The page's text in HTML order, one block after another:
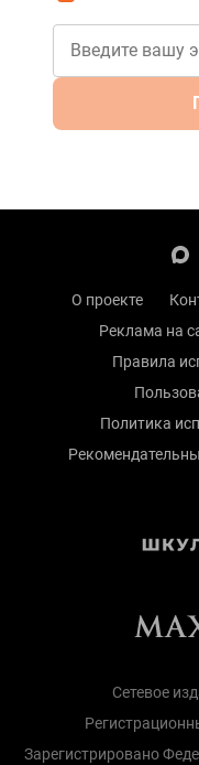
О проекте
Реклама на
Правила
Политика
Сетевое
Зарегистрировано